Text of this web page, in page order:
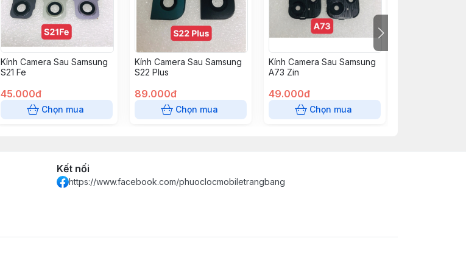
Kính Camera Sau Samsung
S21 Fe
45.000đ
Chọn mua
Kính Camera Sau Samsung
S22 Plus
89.000đ
Chọn mua
Kính Camera Sau Samsung
A73 Zin
49.000đ
Chọn mua
Kết nối
https://www.facebook.com/phuoclocmobiletrangbang